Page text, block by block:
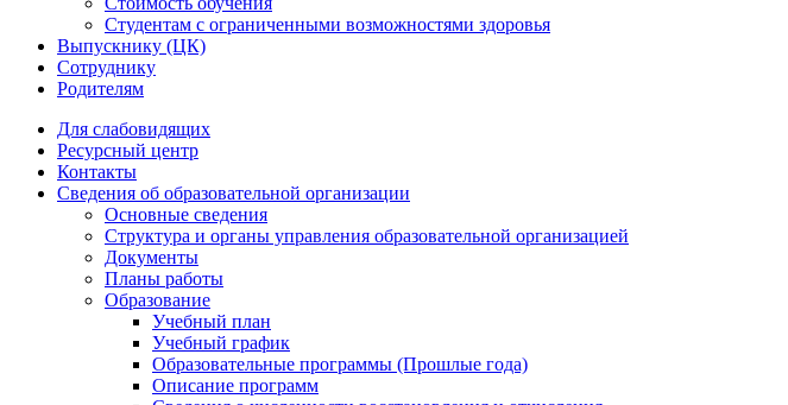
Студентам с ограниченными возможностями здоровья
Выпускнику (ЦК)
Сотруднику
Родителям
Для слабовидящих
Ресурсный центр
Контакты
Сведения об образовательной организации
Основные сведения
Структура и органы управления образовательной организацией
Документы
Планы работы
Образование
Учебный план
Учебный график
Образовательные программы (Прошлые года)
Описание программ